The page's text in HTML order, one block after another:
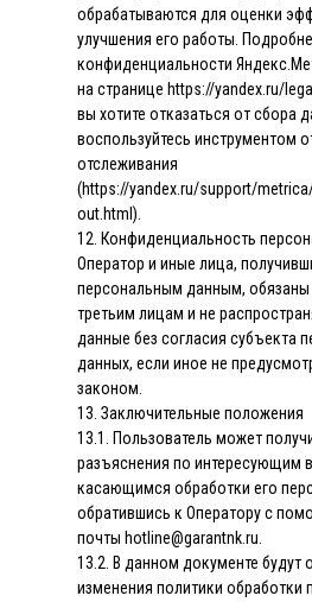
обрабатываются для оценки
улучшения его работы.
конфиденциальности
на странице https://yandex.ru/
вы хотите отказаться от сбора
воспользуйтесь инструментом
отслеживания
(https://yandex.ru/support/
out.html).
12. Конфиденциальность
Оператор и иные лица,
персональным данным, обязаны
третьим лицам и не
данные без согласия субъекта
данных, если иное не
законом.
13. Заключительные положения
13.1. Пользователь может
разъяснения по интересующим
касающимся обработки его
обратившись к Оператору с
почты hotline@garantnk.ru.
13.2. В данном документе
изменения политики обработки